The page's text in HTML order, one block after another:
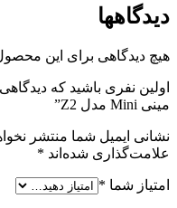
دیدگاهها
هیچ دیدگاهی برای این
اولین نفری باشید که
مینی Mini مدل Z2”
نشانی ایمیل شما منتشر
علامت‌گذاری شده‌اند *
امتیاز شما *